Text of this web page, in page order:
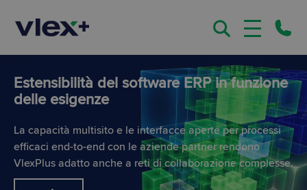
Estensibilità del software ERP in funzione
delle esigenze
La capacità multisito e le interfacce aperte per processi
efficaci end-to-end con le aziende partner rendono
VlexPlus adatto anche a reti di collaborazione complesse.